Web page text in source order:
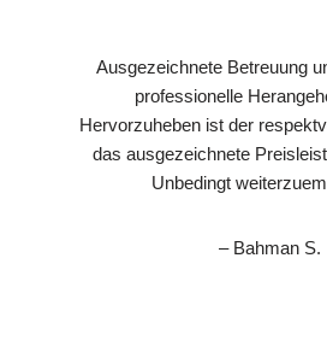
Ausgezeichnete Betreuung
professionelle
Hervorzuheben ist der
das ausgezeichnete
Unbedingt
– Bahman S.